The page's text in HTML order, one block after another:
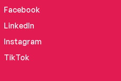
Facebook
LinkedIn
Instagram
TikTok